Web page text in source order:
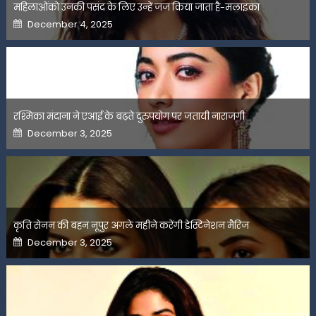
महिलाओंको उनकी पसंद के लिए उन्हें जज किया जाता है-मलाइका
Posted
on
December 4, 2025
रश्मिका मंदाना ने एआई के बढ़ते दुरुपयोग पर जतायी नाराजगी
Posted
on
December 3, 2025
कृति सेनन की बहन नूपुर अगले महीने करेंगी डेस्टिनेशन मैरिज
Posted
on
December 3, 2025